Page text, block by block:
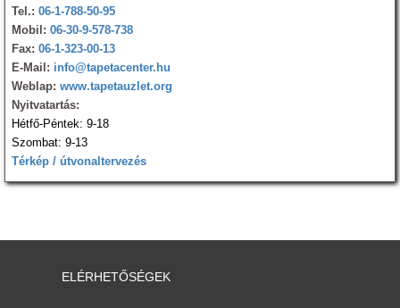
Tel.: 06-1-788-50-95
Mobil: 06-30-9-578-738
Fax: 06-1-323-00-13
E-Mail: info@tapetacenter.hu
Weblap: www.tapetauzlet.org
Nyitvatartás:
Hétfő-Péntek: 9-18
Szombat: 9-13
Térkép / útvonaltervezés
ELÉRHETŐSÉGEK